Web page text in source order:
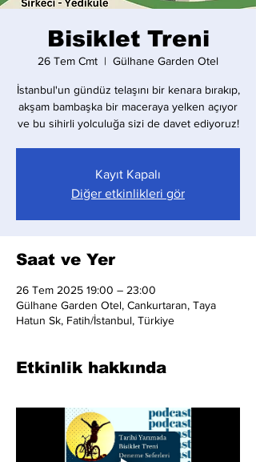
Bisiklet Treni
26 Tem Cmt
  |
Gülhane Garden Otel
İstanbul'un gündüz telaşını bir kenara bırakıp,
akşam bambaşka bir maceraya yelken açıyor
ve bu sihirli yolculuğa sizi de davet ediyoruz!
Kayıt Kapalı
Diğer etkinlikleri gör
Saat ve Yer
26 Tem 2025 19:00 – 23:00
Gülhane Garden Otel, Cankurtaran, Taya
Hatun Sk, Fatih/İstanbul, Türkiye
Etkinlik hakkında